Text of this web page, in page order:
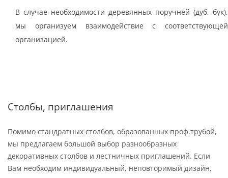
В случае необходимости деревянных поручней (дуб, бук),
мы организуем взаимодействие с соответствующей
организацией.
Столбы, приглашения
Помимо стандратных столбов, образованных проф.трубой,
мы предлагаем большой выбор разнообразных
декоративных столбов и лестничных приглашений. Если
Вам необходим индивидуальный, неповторимый дизайн,